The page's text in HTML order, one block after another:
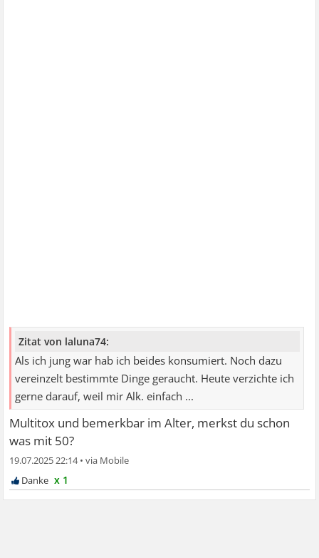
Zitat von laluna74:
Als ich jung war hab ich beides konsumiert. Noch dazu
vereinzelt bestimmte Dinge geraucht. Heute verzichte ich
gerne darauf, weil mir Alk. einfach ...
Multitox und bemerkbar im Alter, merkst du schon
was mit 50?
19.07.2025 22:14•
x 1